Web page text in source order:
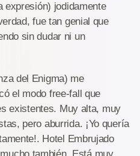
expresión) jodidamente
fue tan genial que
sin dudar ni un
del Enigma) me
el modo free-fall que
existentes. Muy alta, muy
pero aburrida. ¡Yo quería
Hotel Embrujado